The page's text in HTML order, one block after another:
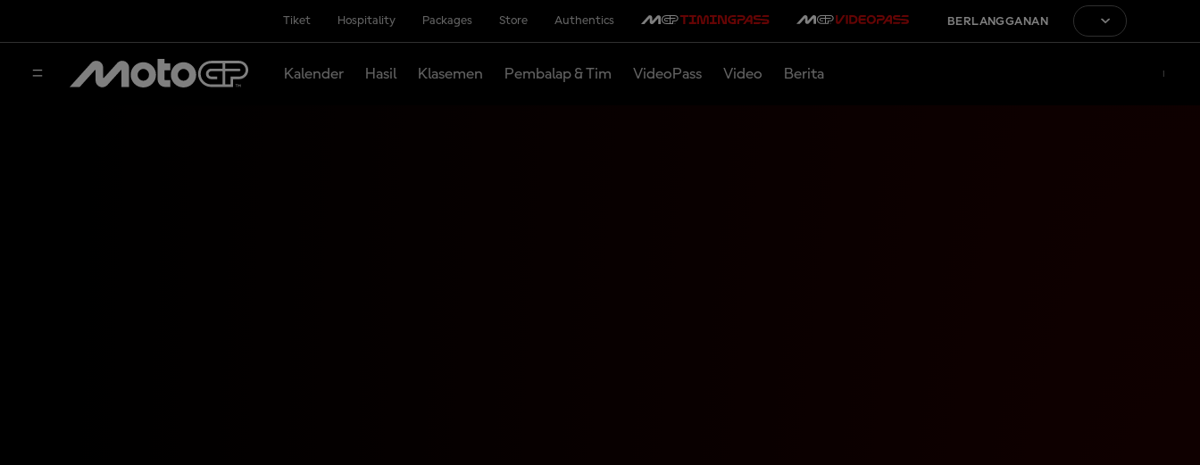
Tiket Hospitality Packages Store Authentics BERLANGGANAN
Kalender Hasil Klasemen Pembalap & Tim VideoPass Video Berita